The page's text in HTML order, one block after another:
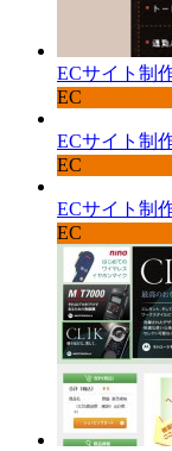
ECサイト制
EC
ECサイト制
EC
ECサイト制
EC